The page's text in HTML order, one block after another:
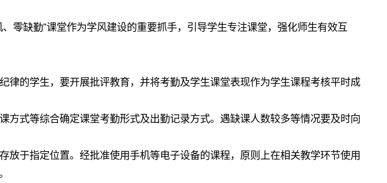
零缺勤”课堂作为学风建设的重要抓手，引导学生专注课堂，强化师生有效互
的学生，要开展批评教育，并将考勤及学生课堂表现作为学生课程考核平时成
方式等综合确定课堂考勤形式及出勤记录方式。遇缺课人数较多等情况要及时向
放于指定位置。经批准使用手机等电子设备的课程，原则上在相关教学环节使用